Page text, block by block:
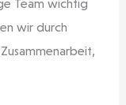
Team wichtig
wir durch